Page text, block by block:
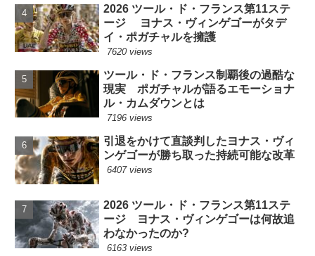
2026 ツール・ド・フランス第11ステ
ージ ヨナス・ヴィンゲゴーがタデ
イ・ポガチャルを擁護
7620 views
ツール・ド・フランス制覇後の過酷な
現実 ポガチャルが語るエモーショナ
ル・カムダウンとは
7196 views
引退をかけて直談判したヨナス・ヴィ
ンゲゴーが勝ち取った持続可能な改革
6407 views
2026 ツール・ド・フランス第11ステ
ージ ヨナス・ヴィンゲゴーは何故追
わなかったのか?
6163 views